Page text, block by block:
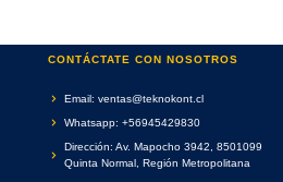
CONTÁCTATE CON NOSOTROS
Email: ventas@teknokont.cl
Whatsapp: +56945429830
Dirección: Av. Mapocho 3942, 8501099
Quinta Normal, Región Metropolitana